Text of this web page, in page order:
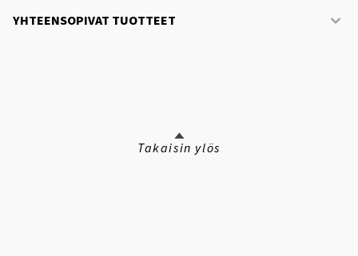
YHTEENSOPIVAT TUOTTEET
Takaisin ylös